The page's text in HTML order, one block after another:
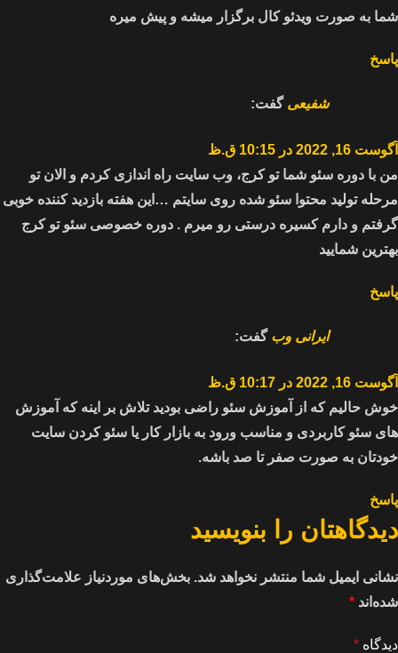
شما به صورت ویدئو کال برگزار میشه و پیش میره
پاسخ
شفیعی گفت:
آگوست 16, 2022 در 10:15 ق.ظ
من با دوره سئو شما تو کرج، وب سایت راه اندازی کردم و الان تو
مرحله تولید محتوا سئو شده روی سایتم …این هفته بازدید کننده خوبی
گرفتم و دارم کسیره درستی رو میرم . دوره خصوصی سئو تو کرج
بهترین شمایید
پاسخ
ایرانی وب گفت:
آگوست 16, 2022 در 10:17 ق.ظ
خوش حالیم که از آموزش سئو راضی بودید تلاش بر اینه که آموزش
های سئو کاربردی و مناسب ورود به بازار کار یا سئو کردن سایت
خودتان به صورت صفر تا صد باشه.
پاسخ
دیدگاهتان را بنویسید
نشانی ایمیل شما منتشر نخواهد شد. بخش‌های موردنیاز علامت‌گذاری
شده‌اند *
دیدگاه *